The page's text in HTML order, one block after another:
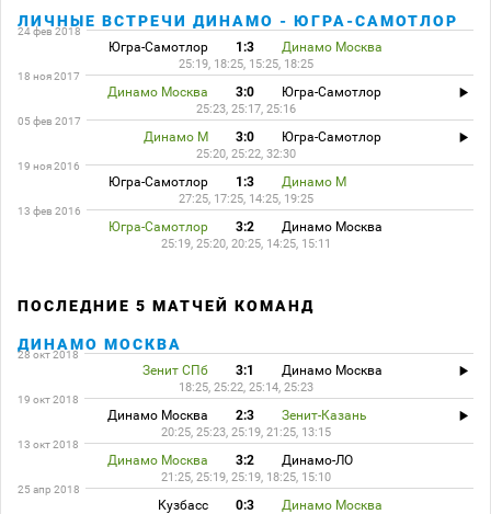
ЛИЧНЫЕ ВСТРЕЧИ ДИНАМО - ЮГРА-САМОТЛОР
24 фев 2018
Югра-Самотлор 1:3 Динамо Москва
25:19, 18:25, 15:25, 18:25
18 ноя 2017
Динамо Москва 3:0 Югра-Самотлор
25:23, 25:17, 25:16
05 фев 2017
Динамо М 3:0 Югра-Самотлор
25:20, 25:22, 32:30
19 ноя 2016
Югра-Самотлор 1:3 Динамо М
27:25, 17:25, 14:25, 19:25
13 фев 2016
Югра-Самотлор 3:2 Динамо Москва
25:19, 25:20, 20:25, 14:25, 15:11
ПОСЛЕДНИЕ 5 МАТЧЕЙ КОМАНД
ДИНАМО МОСКВА
28 окт 2018
Зенит СПб 3:1 Динамо Москва
18:25, 25:22, 25:14, 25:23
19 окт 2018
Динамо Москва 2:3 Зенит-Казань
20:25, 25:23, 25:19, 21:25, 13:15
13 окт 2018
Динамо Москва 3:2 Динамо-ЛО
21:25, 25:19, 25:19, 18:25, 15:10
25 апр 2018
Кузбасс 0:3 Динамо Москва